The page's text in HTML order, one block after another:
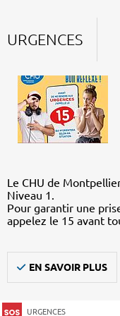
URGENCES
Le CHU de
Niveau 1.
Pour garantir une
appelez le 15 avant
EN SAVOIR PLUS
URGENCES